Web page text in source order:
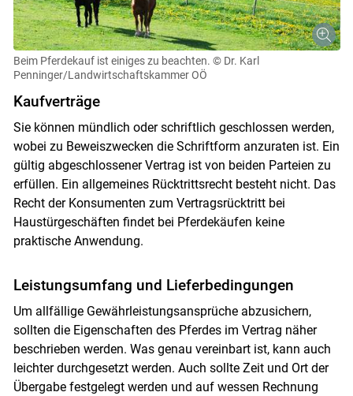
Skip to main content
Beim Pferdekauf ist einiges zu beachten. © Dr. Karl
Penninger/Landwirtschaftskammer OÖ
Kaufverträge
Sie können mündlich oder schriftlich geschlossen werden,
wobei zu Beweiszwecken die Schriftform anzuraten ist. Ein
gültig abgeschlossener Vertrag ist von beiden Parteien zu
erfüllen. Ein allgemeines Rücktrittsrecht besteht nicht. Das
Recht der Konsumenten zum Vertragsrücktritt bei
Haustürgeschäften findet bei Pferdekäufen keine
praktische Anwendung.
Leistungsumfang und Lieferbedingungen
Um allfällige Gewährleistungsansprüche abzusichern,
sollten die Eigenschaften des Pferdes im Vertrag näher
beschrieben werden. Was genau vereinbart ist, kann auch
leichter durchgesetzt werden. Auch sollte Zeit und Ort der
Übergabe festgelegt werden und auf wessen Rechnung